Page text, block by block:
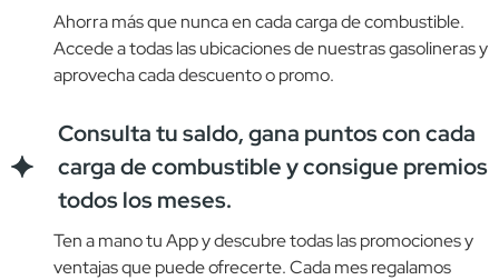
Ahorra más que nunca en cada carga de combustible.
Accede a todas las ubicaciones de nuestras gasolineras y
aprovecha cada descuento o promo.
Consulta tu saldo, gana puntos con cada
carga de combustible y consigue premios
todos los meses.
Ten a mano tu App y descubre todas las promociones y
ventajas que puede ofrecerte. Cadames regalamos